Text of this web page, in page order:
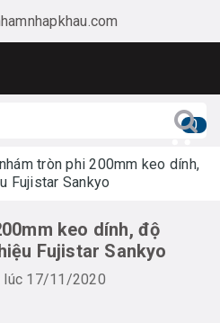
0
tròn phi 200mm keo dính,
Fujistar Sankyo
keo dính, độ
Fujistar Sankyo
lúc 17/11/2020